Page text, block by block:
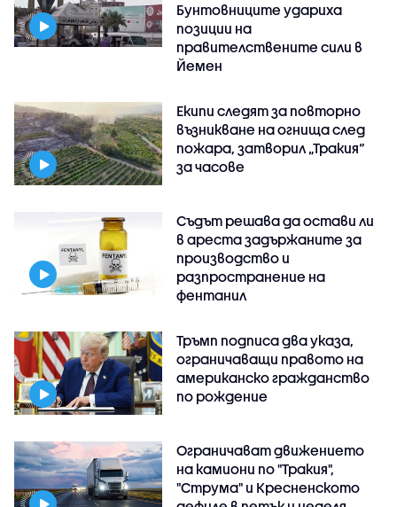
Бунтовниците удариха
позиции на
правителствените сили в
Йемен
Екипи следят за повторно
възникване на огнища след
пожара, затворил „Тракия“
за часове
Съдът решава да остави ли
в ареста задържаните за
производство и
разпространение на
фентанил
Тръмп подписа два указа,
ограничаващи правото на
американско гражданство
по рождение
Ограничават движението
на камиони по "Тракия",
"Струма" и Кресненското